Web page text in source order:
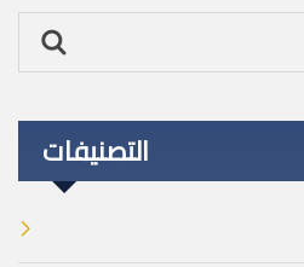
التصنيفات